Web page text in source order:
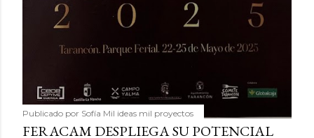
Publicado por Sofía Mil ideas mil proyectos
FERACAM DESPLIEGA SU POTENCIAL